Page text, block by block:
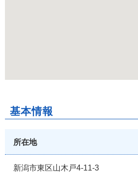
基本情報
所在地
新潟市東区山木戸4-11-3